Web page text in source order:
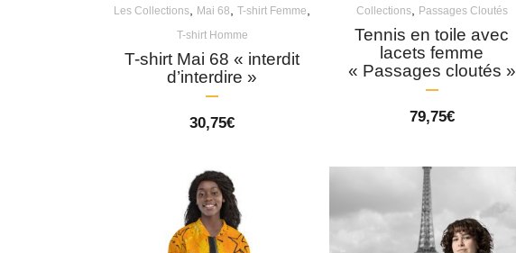
Les Collections, Mai 68,T-shirt Femme,
T-shirt Homme
T-shirt Mai 68 « interdit
d’interdire »
30,75€
Collections, Passages Cloutés
Tennis en toile avec
lacets femme
« Passages cloutés »
79,75€